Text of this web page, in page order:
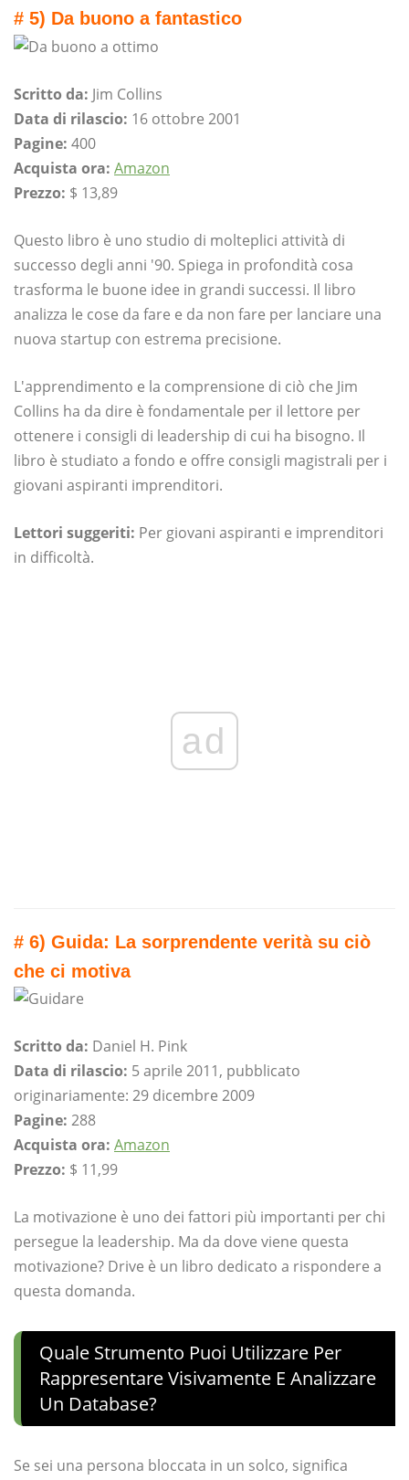
# 5) Da buono a fantastico
Scritto da: Jim Collins
Data di rilascio: 16 ottobre 2001
Pagine: 400
Acquista ora: Amazon
Prezzo: $ 13,89
Questo libro è uno studio di molteplici attività di
successo degli anni '90. Spiega in profondità cosa
trasforma le buone idee in grandi successi. Il libro
analizza le cose da fare e da non fare per lanciare una
nuova startup con estrema precisione.
L'apprendimento e la comprensione di ciò che Jim
Collins ha da dire è fondamentale per il lettore per
ottenere i consigli di leadership di cui ha bisogno. Il
libro è studiato a fondo e offre consigli magistrali per i
giovani aspiranti imprenditori.
Lettori suggeriti: Per giovani aspiranti e imprenditori
in difficoltà.
ad
# 6) Guida: La sorprendente verità su ciò
che ci motiva
Scritto da: Daniel H. Pink
Data di rilascio: 5 aprile 2011, pubblicato
originariamente: 29 dicembre 2009
Pagine: 288
Acquista ora: Amazon
Prezzo: $ 11,99
La motivazione è uno dei fattori più importanti per chi
persegue la leadership. Ma da dove viene questa
motivazione? Drive è un libro dedicato a rispondere a
questa domanda.
Quale Strumento Puoi Utilizzare Per
Rappresentare Visivamente E Analizzare
Un Database?
Se sei una persona bloccata in un solco, significa